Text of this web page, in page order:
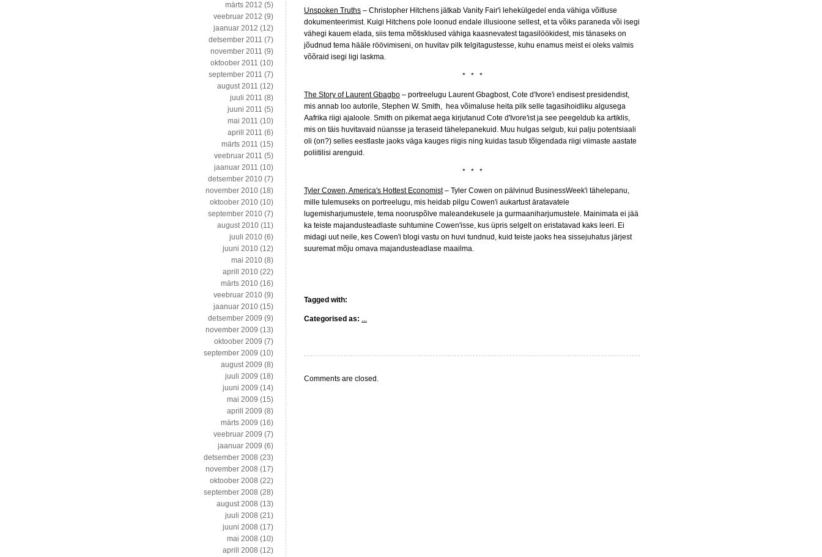
Unspoken Truths – Christopher Hitchens jätkab Vanity Fair'i lehekülgedel enda vähiga võitluse
dokumenteerimist. Kuigi Hitchens pole loonud endale illusioone sellest, et ta võiks paraneda või isegi
vähegi kauem elada, siis tema mõtisklused vähiga kaasnevatest tagasilöökidest, mis tänaseks on
jõudnud tema hääle röövimiseni, on huvitav pilk telgitagustesse, kuhu enamus meist ei oleks valmis
võõraid isegi ligi laskma.
* * *
The Story of Laurent Gbagbo – portreelugu Laurent Gbagbost, Cote d'Ivore'i endisest presidendist,
mis annab loo autorile, Stephen W. Smith, hea võimaluse heita pilk selle tagasihoidliku algusega
Aafrika riigi ajaloole. Smith on pikemat aega kirjutanud Cote d'Ivore'ist ja see peegeldub ka artiklis,
mis on täis huvitavaid nüansse ja teraseid tähelepanekuid. Muu hulgas selgub, kui palju potentsiaali
oli (on?) selles eestlaste jaoks väga kauges riigis ning kuidas tasub tõlgendada riigi viimaste aastate
poliitilisi arenguid.
* * *
Tyler Cowen, America's Hottest Economist– Tyler Cowen on pälvinud BusinessWeek'i tähelepanu,
mille tulemuseks on portreelugu, mis heidab pilgu Cowen'i aukartust äratavatele
lugemisharjumustele, tema nooruspõlve maleandekusele ja gurmaaniharjumustele. Mainimata ei jää
ka teiste majandusteadlaste suhtumine Cowen'isse, kus üpris selgelt on eristatavad kaks leeri. Ei
midagi uut neile, kes Cowen'i blogi vastu on huvi tundnud, kuid teiste jaoks hea sissejuhatus järjest
suuremat mõju omava majandusteadlase maailma.
Tagged with:
Categorised as: ...
Comments are closed.
märts 2012 (5)
veebruar 2012 (9)
jaanuar 2012 (12)
detsember 2011 (7)
november 2011 (9)
oktoober 2011 (10)
september 2011 (7)
august 2011 (12)
juuli 2011 (8)
juuni 2011 (5)
mai 2011 (10)
aprill 2011 (6)
märts 2011 (15)
veebruar 2011 (5)
jaanuar 2011 (10)
detsember 2010 (7)
november 2010 (18)
oktoober 2010 (10)
september 2010 (7)
august 2010 (11)
juuli 2010 (6)
juuni 2010 (12)
mai 2010 (8)
aprill 2010 (22)
märts 2010 (16)
veebruar 2010 (9)
jaanuar 2010 (15)
detsember 2009 (9)
november 2009 (13)
oktoober 2009 (7)
september 2009 (10)
august 2009 (8)
juuli 2009 (18)
juuni 2009 (14)
mai 2009 (15)
aprill 2009 (8)
märts 2009 (16)
veebruar 2009 (7)
jaanuar 2009 (6)
detsember 2008 (23)
november 2008 (17)
oktoober 2008 (22)
september 2008 (28)
august 2008 (13)
juuli 2008 (21)
juuni 2008 (17)
mai 2008 (10)
aprill 2008 (12)